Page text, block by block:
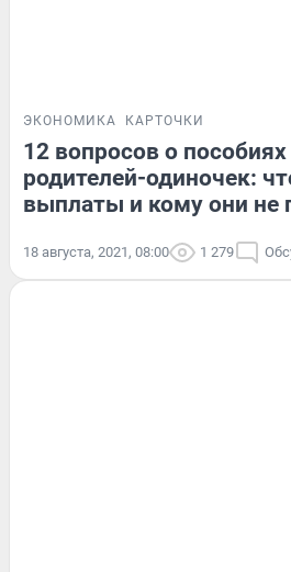
ЭКОНОМИКА КАРТОЧКИ
12 вопросов о
родителей-одиночек:
выплаты и кому они не
18 августа, 2021, 08:00 1 279